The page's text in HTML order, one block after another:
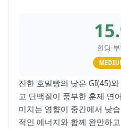
혈당
진한 호밀빵의 낮은 GI(45)
고 단백질이 풍부한 훈제 연
미치는 영향이 중간에서 낮
적인 에너지와 함께 완만하